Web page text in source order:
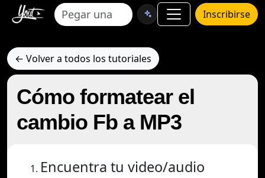
Inscribirse
← Volver a todos los tutoriales
Cómo formatear el
cambio Fb a MP3
Encuentra tu video/audio